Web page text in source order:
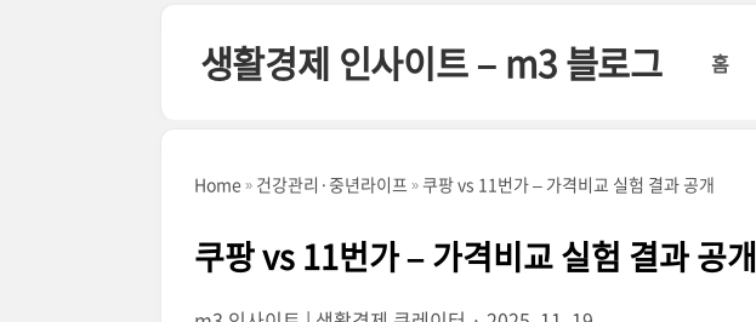
생활경제 인사이트 – m3 블로그 홈
Home 건강관리·중년라이프 쿠팡 vs 11번가 – 가격비교 실험 결과 공개
쿠팡 vs 11번가 – 가격비교 실험 결과 공개